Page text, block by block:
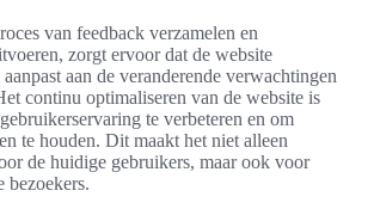
van feedback verzamelen en
zorgt ervoor dat de website
aan de veranderende verwachtingen
continu optimaliseren van de website is
te verbeteren en om
te houden. Dit maakt het niet alleen
de huidige gebruikers, maar ook voor
bezoekers.